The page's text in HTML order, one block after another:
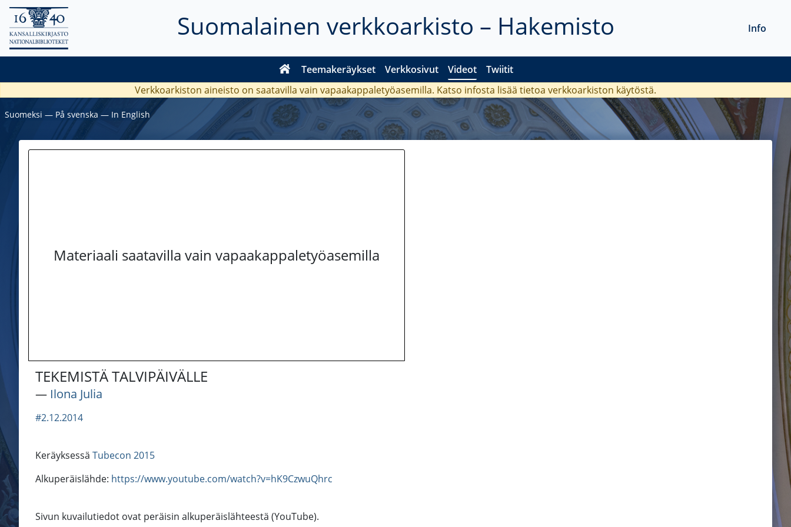
Suomalainen verkkoarkisto – Hakemisto
Teemakeräykset Verkkosivut Videot Twiitit
Info
Verkkoarkiston aineisto on saatavilla vain vapaakappaletyöasemilla. Katso infosta lisää tietoa verkkoarkiston käytöstä.
Suomeksi ― På svenska ― In English
Materiaali saatavilla vain vapaakappaletyöasemilla
TEKEMISTÄ TALVIPÄIVÄLLE
― Ilona Julia
#2.12.2014
Keräyksessä Tubecon 2015
Alkuperäislähde: https://www.youtube.com/watch?v=hK9CzwuQhrc
Sivun kuvailutiedot ovat peräisin alkuperäislähteestä (YouTube).